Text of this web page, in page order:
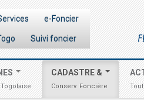
e-Foncier
Suivi foncier
CADASTRE &
Conserv. Foncière